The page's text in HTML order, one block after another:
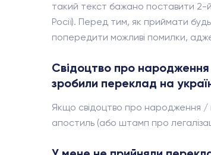
такий текст бажано поставити 2-
Росії). Перед тим, як приймати
попередити можливі помилки,
Свідоцтво про народження
зробили переклад на
Якщо свідоцтво про народження /
апостиль (або штамп про